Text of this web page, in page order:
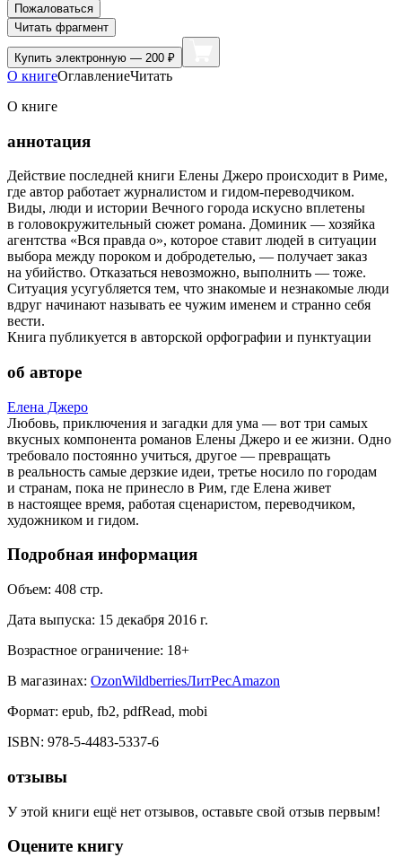
Пожаловаться
Читать фрагмент
Купить электронную — 200 ₽
О книгеОглавлениеЧитать
О книге
аннотация
Действие последней книги Елены Джеро происходит в Риме,
где автор работает журналистом и гидом-переводчиком.
Виды, люди и истории Вечного города искусно вплетены
в головокружительный сюжет романа. Доминик — хозяйка
агентства «Вся правда о», которое ставит людей в ситуации
выбора между пороком и добродетелью, — получает заказ
на убийство. Отказаться невозможно, выполнить — тоже.
Ситуация усугубляется тем, что знакомые и незнакомые люди
вдруг начинают называть ее чужим именем и странно себя
вести.
Книга публикуется в авторской орфографии и пунктуации
об авторе
Елена Джеро
Любовь, приключения и загадки для ума — вот три самых
вкусных компонента романов Елены Джеро и ее жизни. Одно
требовало постоянно учиться, другое — превращать
в реальность самые дерзкие идеи, третье носило по городам
и странам, пока не принесло в Рим, где Елена живет
в настоящее время, работая сценаристом, переводчиком,
художником и гидом.
Подробная информация
Объем: 408 стр.
Дата выпуска: 15 декабря 2016 г.
Возрастное ограничение: 18+
В магазинах: OzonWildberriesЛитРесAmazon
Формат: epub, fb2, pdfRead, mobi
ISBN: 978-5-4483-5337-6
отзывы
У этой книги ещё нет отзывов, оставьте свой отзыв первым!
Оцените книгу